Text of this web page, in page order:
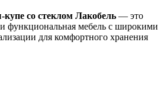
со стеклом Лакобель — это
и функциональная мебель с широкими
для комфортного хранения